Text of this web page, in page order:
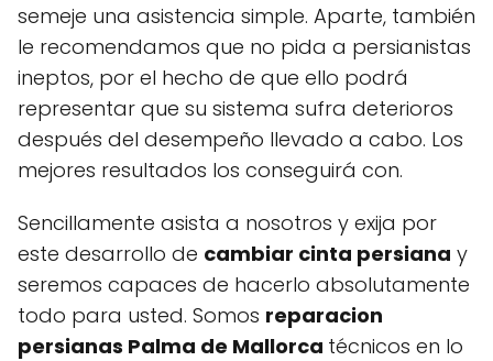
semeje una asistencia simple. Aparte, también
le recomendamos que no pida a persianistas
ineptos, por el hecho de que ello podrá
representar que su sistema sufra deterioros
después del desempeño llevado a cabo. Los
mejores resultados los conseguirá con.
Sencillamente asista a nosotros y exija por
este desarrollo de cambiar cinta persiana y
seremos capaces de hacerlo absolutamente
todo para usted. Somos reparacion
persianas Palma de Mallorca técnicos en lo